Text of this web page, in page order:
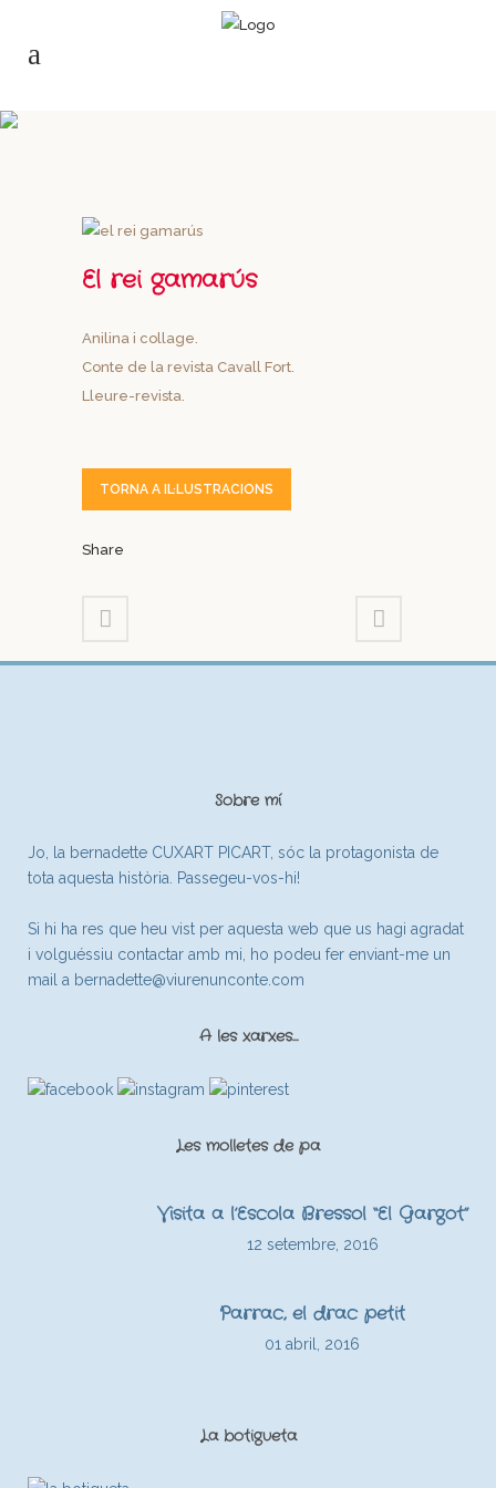
El rei gamarús
Anilina i collage.
Conte de la revista Cavall Fort.
Lleure-revista.
TORNA A IL·LUSTRACIONS
Share
Sobre mí
Jo, la bernadette CUXART PICART, sóc la protagonista de
tota aquesta història. Passegeu-vos-hi!
Si hi ha res que heu vist per aquesta web que us hagi agradat
i volguéssiu contactar amb mi, ho podeu fer enviant-me un
mail a bernadette@viurenunconte.com
A les xarxes…
Les molletes de pa
Visita a l’Escola Bressol “El Gargot”
12 setembre, 2016
Parrac, el drac petit
01 abril, 2016
La botigueta